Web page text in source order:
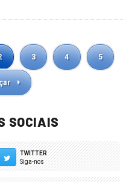
3 4 5
SOCIAIS
TWITTER
Siga-nos